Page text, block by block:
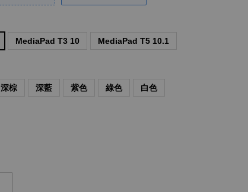
MediaPad T3 10 MediaPad T5 10.1
深棕 深藍 紫色 綠色 白色